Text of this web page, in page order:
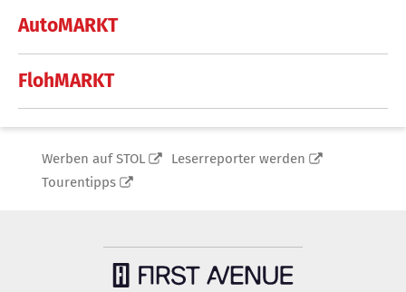
AutoMARKT
FlohMARKT
Werben auf STOL
Leserreporter werden
Tourentipps